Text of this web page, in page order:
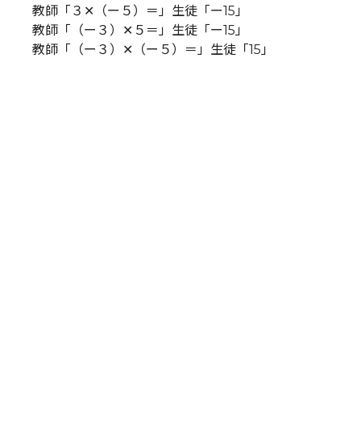
教師「３✕（ー５）＝」生徒「ー15」
教師「（ー３）✕５＝」生徒「ー15」
教師「（ー３）✕（ー５）＝」生徒「15」